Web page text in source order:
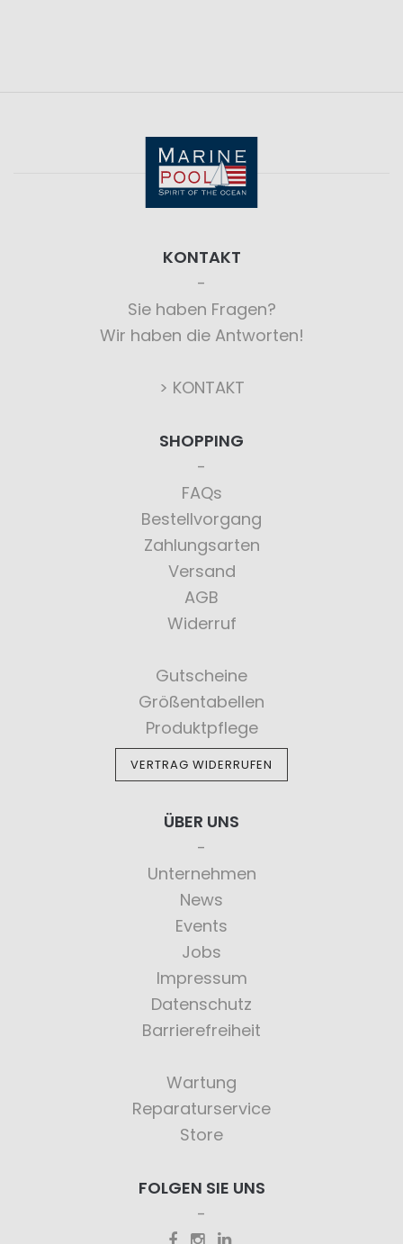
KONTAKT
Sie haben Fragen?
Wir haben die Antworten!
> KONTAKT
SHOPPING
FAQs
Bestellvorgang
Zahlungsarten
Versand
AGB
Widerruf
Gutscheine
Größentabellen
Produktpflege
VERTRAG WIDERRUFEN
ÜBER UNS
Unternehmen
News
Events
Jobs
Impressum
Datenschutz
Barrierefreiheit
Wartung
Reparaturservice
Store
FOLGEN SIE UNS